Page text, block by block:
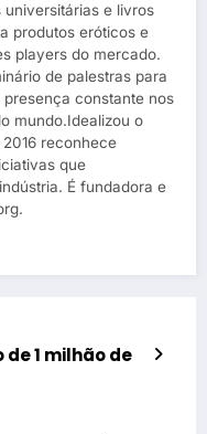
universitárias e livros
produtos eróticos e
players do mercado.
de palestras para
constante nos
mundo.Idealizou o
reconhece
que
É fundadora e
1 milhão de